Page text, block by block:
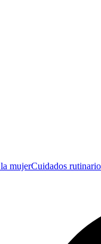
mujerCuidados